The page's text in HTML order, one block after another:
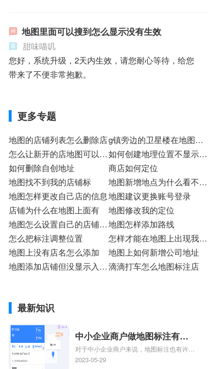
地图里面可以搜到怎么显示没有生效
甜味喵叽
您好，系统升级，2天内生效，请您耐心等待，给您
带来了不便非常抱歉。
更多专题
地图的店铺列表怎么删除店g镇旁边的卫星楼在地图上
哪里
怎么让新开的店地图可以搜
索到
如何创建地理位置不显示所
在的地理
如何删除自创地址
商店如何定位
地图找不到我的店铺标
地图新增地点为什么看不到
图片
地图怎样更改自己店的信息地图建议更换账号登录
店铺为什么在地图上面有
地图修改我的定位
地图怎么设置自己的店铺定
位
地图怎样添加路线
怎么把标注调整位置
怎样才能在地图上出现我的
店名
地图上没有店名怎么添加
地图上如何新增公司地址
地图添加店铺但没显示入驻滴滴打车怎么地图标注店
最新知识
中小企业商户做地图标注有什
么好处
对于中小企业商户来说，地图标注也有许多
好处，包括：提高可见性和曝光率：通过在
2023-05-29